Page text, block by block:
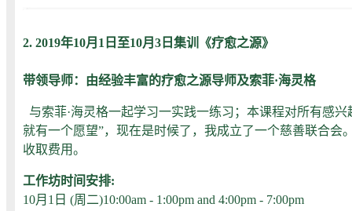
2. 2019年10月1日至10月3日集训《疗愈之源》
带领导师：由经验丰富的疗愈之源导师及索菲·海灵格
与索菲·海灵格一起学习一实践一练习；本课程对所有感
就有一个愿望”，现在是时候了，我成立了一个慈善联合
收取费用。
工作坊时间安排:
10月1日 (周二)10:00am - 1:00pm and 4:00pm - 7:00pm